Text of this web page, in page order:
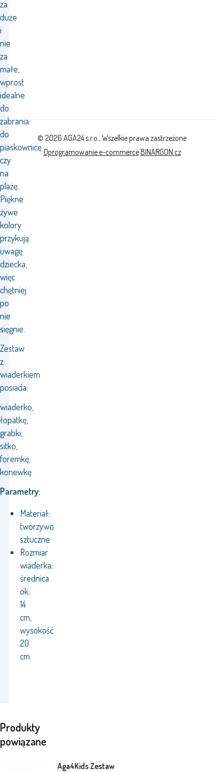
za
duże
i
nie
za
małe,
wprost
idealne
do
zabrania
do
piaskownicę
czy
na
plażę.
Piękne
żywe
kolory
przykują
uwagę
dziecka,
więc
chętniej
po
nie
sięgnie.
Zestaw
z
wiaderkiem
posiada:
wiaderko,
łopatkę,
grabki,
sitko,
foremkę,
konewkę
Parametry:
Materiał:
tworzywo
sztuczne
Rozmiar
wiaderka:
średnica
ok.
14
cm,
wysokość
20
cm
Produkty
powiązane
Aga4Kids Zestaw
© 2026 AGA24 s.r.o., Wszelkie prawa zastrzeżone
Oprogramowanie e-commerceBINARGON.cz